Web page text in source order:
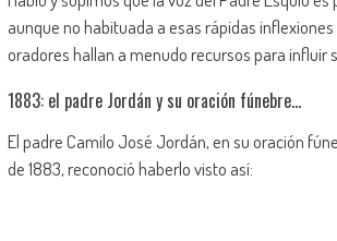
aunque no habituada a esas rápidas
oradores hallan a menudo recursos para influir
1883: el padre Jordán y su oración fúnebre…
El padre Camilo José Jordán, en su oración
de 1883, reconoció haberlo visto así: